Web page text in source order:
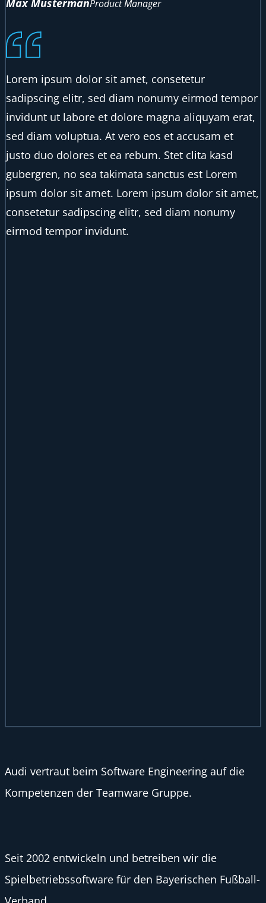
Lorem ipsum dolor sit amet, consetetur
sadipscing elitr, sed diam nonumy eirmod tempor
invidunt ut labore et dolore magna aliquyam erat,
sed diam voluptua. At vero eos et accusam et
justo duo dolores et ea rebum. Stet clita kasd
gubergren, no sea takimata sanctus est Lorem
ipsum dolor sit amet. Lorem ipsum dolor sit amet,
consetetur sadipscing elitr, sed diam nonumy
eirmod tempor invidunt.
Max MustermanProduct Manager
Audi vertraut beim Software Engineering auf die
Kompetenzen der Teamware Gruppe.
Seit 2002 entwickeln und betreiben wir die
Spielbetriebssoftware für den Bayerischen Fußball-